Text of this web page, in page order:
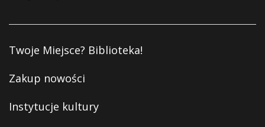
Twoje Miejsce? Biblioteka!
Zakup nowości
Instytucje kultury